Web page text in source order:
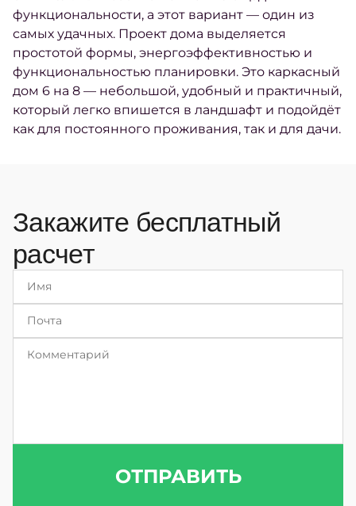
функциональности, а этот вариант — один из
самых удачных. Проект дома выделяется
простотой формы, энергоэффективностью и
функциональностью планировки. Это каркасный
дом 6 на 8 — небольшой, удобный и практичный,
который легко впишется в ландшафт и подойдёт
как для постоянного проживания, так и для дачи.
Закажите бесплатный
расчет
ОТПРАВИТЬ